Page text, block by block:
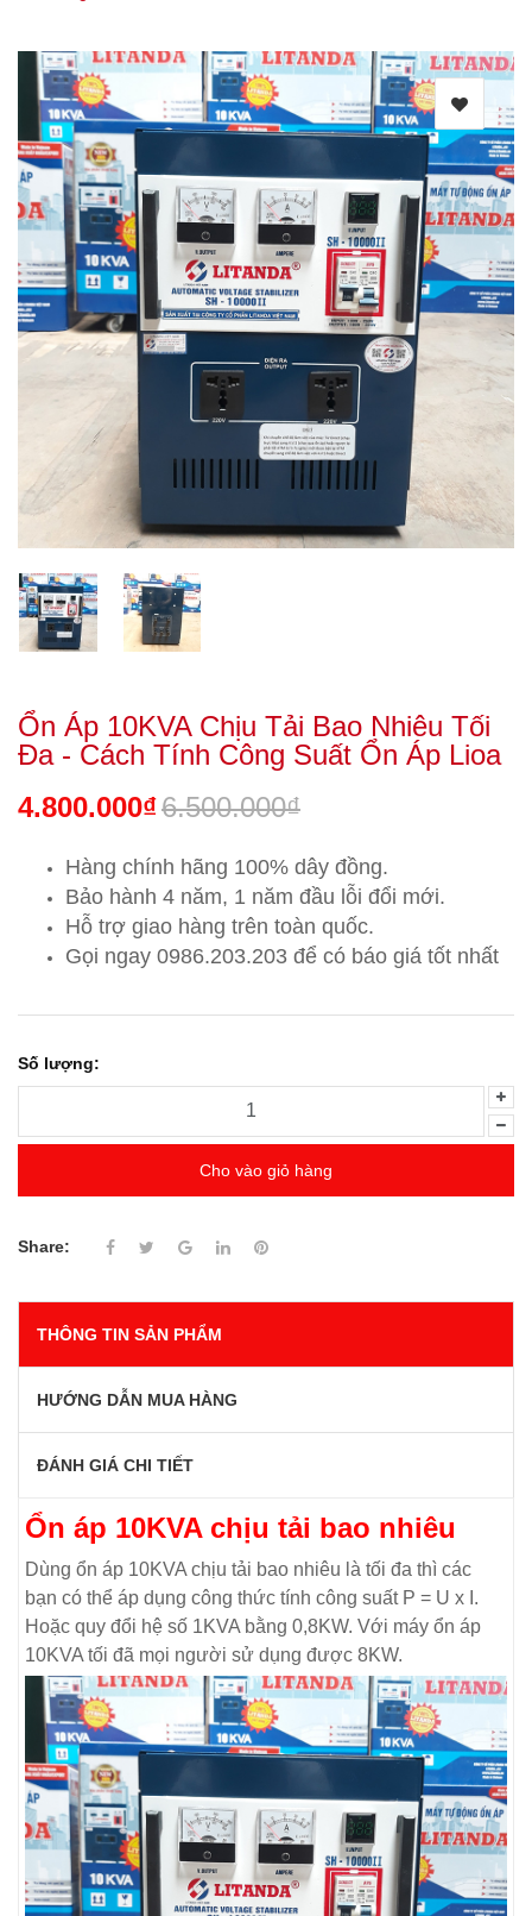
Ổn Áp 10KVA Chịu Tải Bao Nhiêu Tối
Đa - Cách Tính Công Suất Ổn Áp Lioa
4.800.000₫6.500.000₫
Hàng chính hãng 100% dây đồng.
Bảo hành 4 năm, 1 năm đầu lỗi đổi mới.
Hỗ trợ giao hàng trên toàn quốc.
Gọi ngay 0986.203.203 để có báo giá tốt nhất
Số lượng:
Cho vào giỏ hàng
Share:
THÔNG TIN SẢN PHẨM
HƯỚNG DẪN MUA HÀNG
ĐÁNH GIÁ CHI TIẾT
Ổn áp 10KVA chịu tải bao nhiêu
Dùng ổn áp 10KVA chịu tải bao nhiêu là tối đa thì các
bạn có thể áp dụng công thức tính công suất P = U x I.
Hoặc quy đổi hệ số 1KVA bằng 0,8KW. Với máy ổn áp
10KVA tối đã mọi người sử dụng được 8KW.